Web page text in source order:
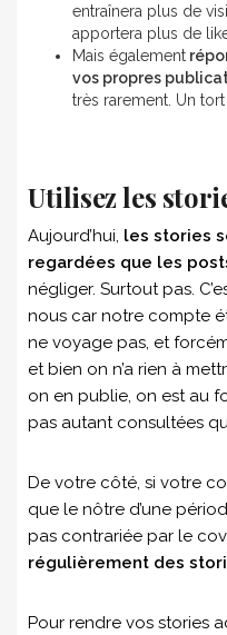
entraînera plus de
apportera plus de
Mais également
vos propres
très rarement. Un
Utilisez les
Aujourd’hui, les stories
regardées que les
négliger. Surtout pas.
nous car notre compte
ne voyage pas, et
et bien on n’a rien à
on en publie, on est au
pas autant consultées
De votre côté, si votre
que le nôtre d’une
pas contrariée par le
régulièrement des
Pour rendre vos stories